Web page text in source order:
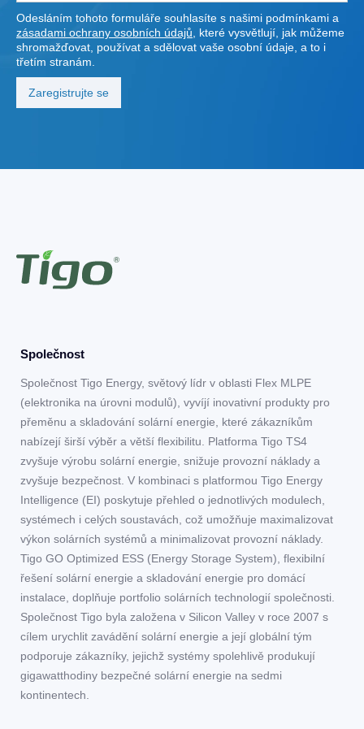
Odesláním tohoto formuláře souhlasíte s našimi podmínkami a
zásadami ochrany osobních údajů , které vysvětlují, jak můžeme
shromažďovat, používat a sdělovat vaše osobní údaje, a to i
třetím stranám.
Společnost
Společnost Tigo Energy, světový lídr v oblasti Flex MLPE
(elektronika na úrovni modulů), vyvíjí inovativní produkty pro
přeměnu a skladování solární energie, které zákazníkům
nabízejí širší výběr a větší flexibilitu. Platforma Tigo TS4
zvyšuje výrobu solární energie, snižuje provozní náklady a
zvyšuje bezpečnost. V kombinaci s platformou Tigo Energy
Intelligence (EI) poskytuje přehled o jednotlivých modulech,
systémech i celých soustavách, což umožňuje maximalizovat
výkon solárních systémů a minimalizovat provozní náklady.
Tigo GO Optimized ESS (Energy Storage System), flexibilní
řešení solární energie a skladování energie pro domácí
instalace, doplňuje portfolio solárních technologií společnosti.
Společnost Tigo byla založena v Silicon Valley v roce 2007 s
cílem urychlit zavádění solární energie a její globální tým
podporuje zákazníky, jejichž systémy spolehlivě produkují
gigawatthodiny bezpečné solární energie na sedmi
kontinentech.